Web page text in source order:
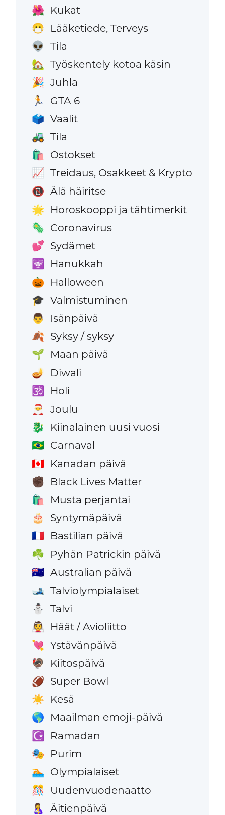
🌺 Kukat
😷 Lääketiede, Terveys
👽 Tila
🏡 Työskentely kotoa käsin
🎉 Juhla
🏃 GTA 6
🗳️ Vaalit
🚜 Tila
🛍️ Ostokset
📈 Treidaus, Osakkeet & Krypto
📵 Älä häiritse
🌟 Horoskooppi ja tähtimerkit
🦠 Coronavirus
💕 Sydämet
🕎 Hanukkah
🎃 Halloween
🎓 Valmistuminen
👨 Isänpäivä
🍂 Syksy / syksy
🌱 Maan päivä
🪔 Diwali
🕉️ Holi
🎅 Joulu
🐉 Kiinalainen uusi vuosi
🇧🇷 Carnaval
🇨🇦 Kanadan päivä
✊🏿 Black Lives Matter
🛍️ Musta perjantai
🎂 Syntymäpäivä
🇫🇷 Bastilian päivä
☘️ Pyhän Patrickin päivä
🇦🇺 Australian päivä
🎿 Talviolympialaiset
⛄ Talvi
👰 Häät / Avioliitto
💘 Ystävänpäivä
🦃 Kiitospäivä
🏈 Super Bowl
☀️ Kesä
🌎 Maailman emoji-päivä
☪️ Ramadan
🎭 Purim
🏊 Olympialaiset
🎊 Uudenvuodenaatto
🤱 Äitienpäivä